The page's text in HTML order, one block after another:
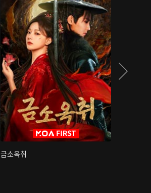
금소옥취